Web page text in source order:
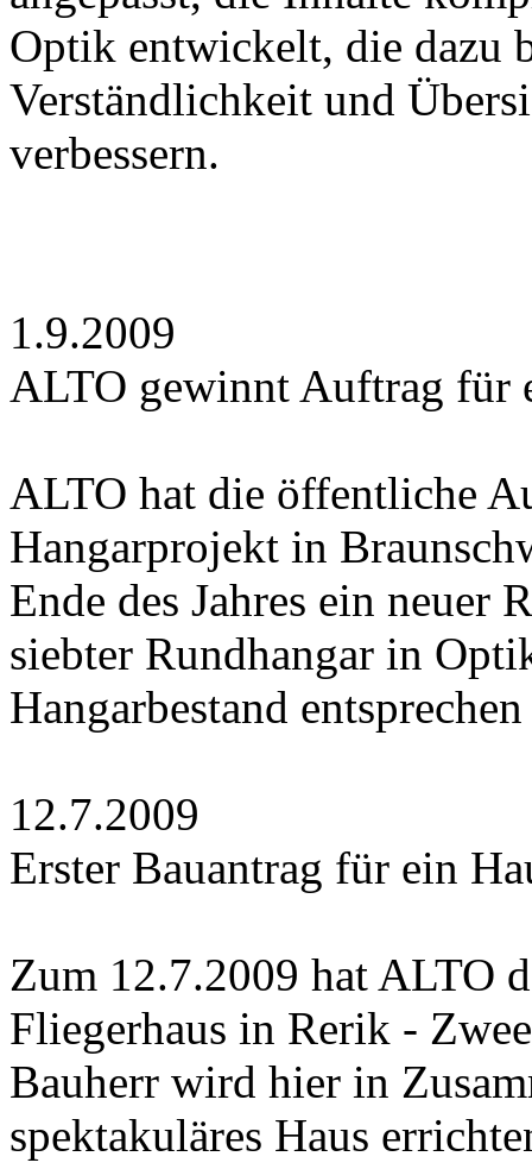
Optik entwickelt, die dazu
Verständlichkeit und
verbessern.
1.9.2009
ALTO gewinnt Auftrag für
ALTO hat die öffentliche
Hangarprojekt in
Ende des Jahres ein neuer
siebter Rundhangar in
Hangarbestand
12.7.2009
Erster Bauantrag für ein
Zum 12.7.2009 hat ALTO
Fliegerhaus in Rerik -
Bauherr wird hier in
spektakuläres Haus